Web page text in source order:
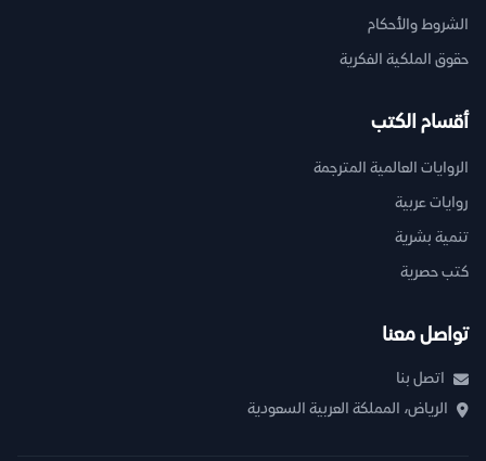
الشروط والأحكام
حقوق الملكية الفكرية
أقسام الكتب
الروايات العالمية المترجمة
روايات عربية
تنمية بشرية
كتب حصرية
تواصل معنا
اتصل بنا
الرياض، المملكة العربية السعودية